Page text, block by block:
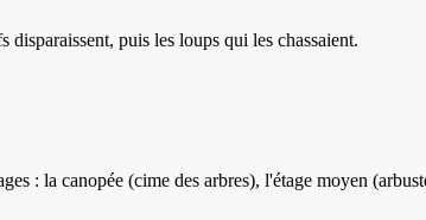
puis les loups qui les chassaient.
: la canopée (cime des arbres), l'étage moyen